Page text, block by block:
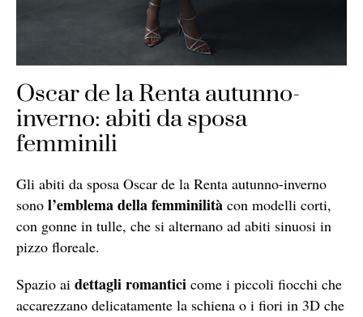
Oscar de la Renta autunno-
inverno: abiti da sposa
femminili
Gli abiti da sposa Oscar de la Renta autunno-inverno
sono l’emblema della femminilità con modelli corti,
con gonne in tulle, che si alternano ad abiti sinuosi in
pizzo floreale.
Spazio ai dettagli romantici come i piccoli fiocchi che
accarezzano delicatamente la schiena o i fiori in 3D che